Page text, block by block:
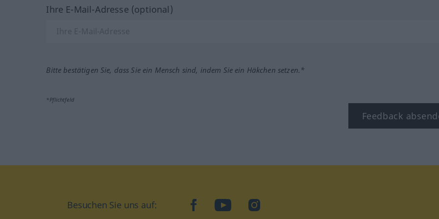
Ihre E-Mail-Adresse (optional)
Bitte bestätigen Sie, dass Sie ein Mensch sind, indem Sie ein Häkchen setzen.*
*Pflichtfeld
Feedback
Besuchen Sie uns auf: facebookYouTubeInstagram